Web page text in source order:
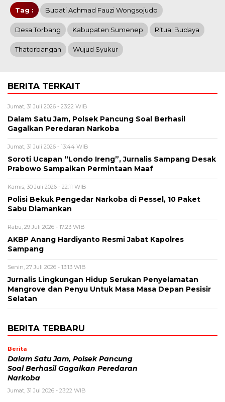
Tag : Bupati Achmad Fauzi Wongsojudo
Desa Torbang Kabupaten Sumenep Ritual Budaya
Thatorbangan Wujud Syukur
BERITA TERKAIT
Jumat, 31 Juli 2026 - 23:22 WIB
Dalam Satu Jam, Polsek Pancung Soal Berhasil
Gagalkan Peredaran Narkoba
Jumat, 31 Juli 2026 - 13:44 WIB
Soroti Ucapan “Londo Ireng”, Jurnalis Sampang Desak
Prabowo Sampaikan Permintaan Maaf
Kamis, 30 Juli 2026 - 22:11 WIB
Polisi Bekuk Pengedar Narkoba di Pessel, 10 Paket
Sabu Diamankan
Rabu, 29 Juli 2026 - 17:23 WIB
AKBP Anang Hardiyanto Resmi Jabat Kapolres
Sampang
Senin, 27 Juli 2026 - 13:13 WIB
Jurnalis Lingkungan Hidup Serukan Penyelamatan
Mangrove dan Penyu Untuk Masa Masa Depan Pesisir
Selatan
BERITA TERBARU
Berita
Dalam Satu Jam, Polsek Pancung
Soal Berhasil Gagalkan Peredaran
Narkoba
Jumat, 31 Jul 2026 - 23:22 WIB